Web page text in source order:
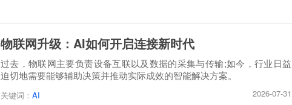
物联网升级：AI如何开启连接新时代
过去，物联网主要负责设备互联以及数据的采集与传输;如今，行业日益
迫切地需要能够辅助决策并推动实际成效的智能解决方案。
关键词： AI 2026-07-31